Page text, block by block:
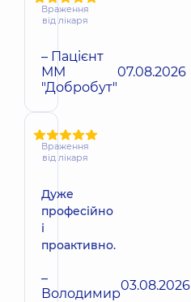
Враження
від лікаря
– Пацієнт
ММ
"Добробут"
07.08.2026
Враження
від лікаря
Дуже
професійно
і
проактивно.
–
Володимир03.08.2026